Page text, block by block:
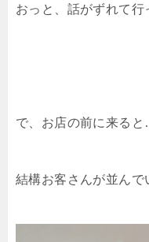
おっと、話がずれて
で、お店の前に来る
結構お客さんが並んで